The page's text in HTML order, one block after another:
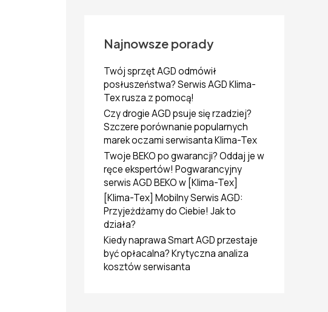
d
a
:
Najnowsze porady
Twój sprzęt AGD odmówił
posłuszeństwa? Serwis AGD Klima-
Tex rusza z pomocą!
Czy drogie AGD psuje się rzadziej?
Szczere porównanie popularnych
marek oczami serwisanta Klima-Tex
Twoje BEKO po gwarancji? Oddaj je w
ręce ekspertów! Pogwarancyjny
serwis AGD BEKO w [Klima-Tex]
[Klima-Tex] Mobilny Serwis AGD:
Przyjeżdżamy do Ciebie! Jak to
działa?
Kiedy naprawa Smart AGD przestaje
być opłacalna? Krytyczna analiza
kosztów serwisanta